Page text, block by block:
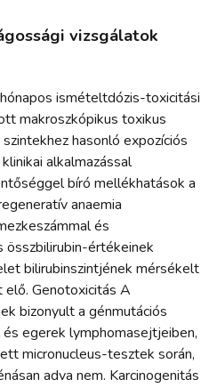
vizsgálatok
ismételtdózis-toxicitási
makroszkópikus toxikus
hasonló expozíciós
alkalmazással
bíró mellékhatások a
anaemia
és
összbilirubin-értékeinek
bilirubinszintjének mérsékelt
Genotoxicitás A
bizonyult a génmutációs
egerek lymphomasejtjeiben,
micronucleus-tesztek során,
adva nem. Karcinogenitás